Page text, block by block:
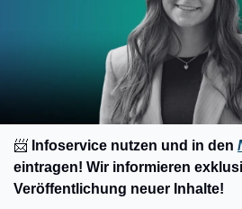
📨 ​ Infoservice nutzen und in den
eintragen! Wir informieren
Veröffentlichung neuer Inhalte!